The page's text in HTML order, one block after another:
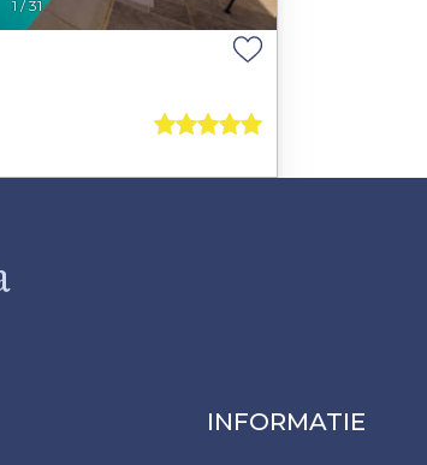
1 /31
INFORMATIE